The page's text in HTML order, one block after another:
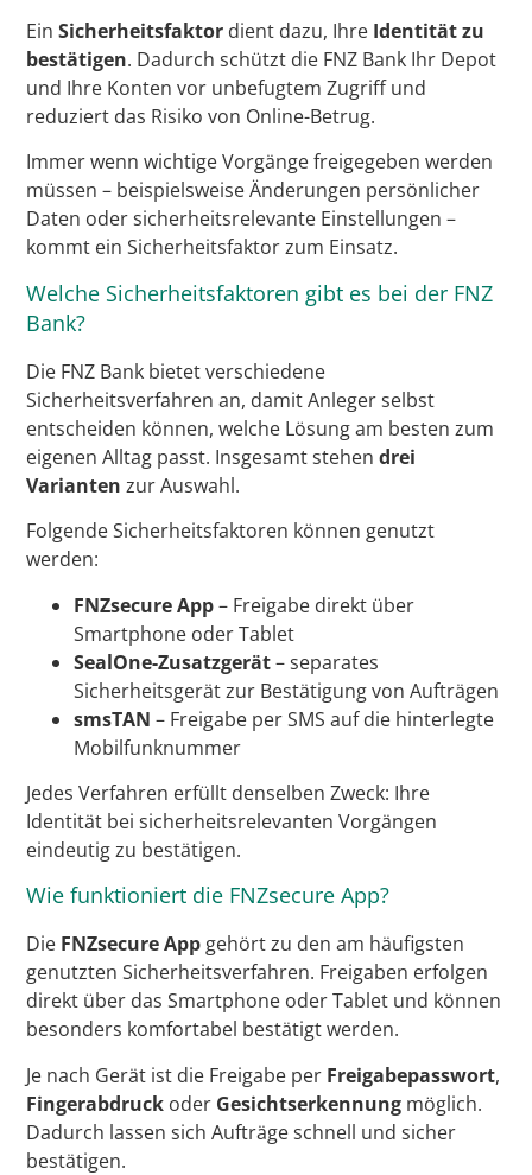
EinSicherheitsfaktor dient dazu, Ihre Identität zu
bestätigen. Dadurch schützt die FNZ Bank Ihr Depot
und Ihre Konten vor unbefugtem Zugriff und
reduziert das Risiko von Online-Betrug.
Immer wenn wichtige Vorgänge freigegeben werden
müssen – beispielsweise Änderungen persönlicher
Daten oder sicherheitsrelevante Einstellungen –
kommt ein Sicherheitsfaktor zum Einsatz.
Welche Sicherheitsfaktoren gibt es bei der FNZ
Bank?
Die FNZ Bank bietet verschiedene
Sicherheitsverfahren an, damit Anleger selbst
entscheiden können, welche Lösung am besten zum
eigenen Alltag passt. Insgesamt stehendrei
Varianten zur Auswahl.
Folgende Sicherheitsfaktoren können genutzt
werden:
FNZsecure App– Freigabe direkt über
Smartphone oder Tablet
SealOne-Zusatzgerät– separates
Sicherheitsgerät zur Bestätigung von Aufträgen
smsTAN – Freigabe per SMS auf die hinterlegte
Mobilfunknummer
Jedes Verfahren erfüllt denselben Zweck: Ihre
Identität bei sicherheitsrelevanten Vorgängen
eindeutig zu bestätigen.
Wie funktioniert die FNZsecure App?
Die FNZsecure App gehört zu den am häufigsten
genutzten Sicherheitsverfahren. Freigaben erfolgen
direkt über das Smartphone oder Tablet und können
besonders komfortabel bestätigt werden.
Je nach Gerät ist die Freigabe per Freigabepasswort,
Fingerabdruck oder Gesichtserkennung möglich.
Dadurch lassen sich Aufträge schnell und sicher
bestätigen.